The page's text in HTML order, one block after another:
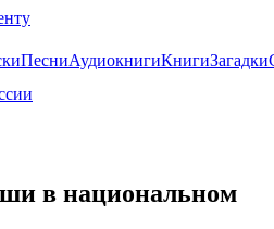
ПесниАудиокнигиКнигиЗагадки
в национальном